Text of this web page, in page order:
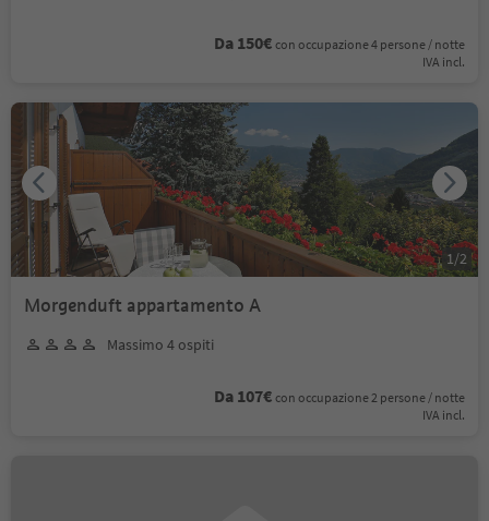
Da 150€ con occupazione 4 persone / notte
IVA incl.
Morgenduft appartamento A
Massimo 4 ospiti
Da 107€ con occupazione 2 persone / notte
IVA incl.
1/2